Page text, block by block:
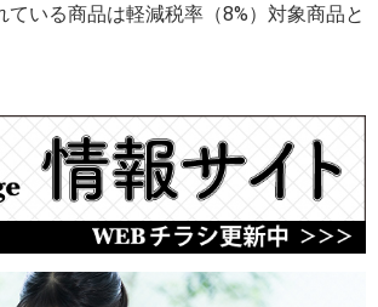
ている商品は軽減税率（8%）対象商品と